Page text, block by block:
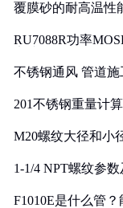
覆膜砂的耐高温性
RU7088R功率
不锈钢通风 管道施
201不锈钢重量计
M20螺纹大径和小
1-1/4 NPT螺纹参
F1010E是什么管？